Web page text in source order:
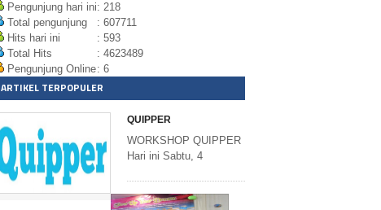
Pengunjung hari ini: 218
Total pengunjung
: 607711
Hits hari ini
: 593
Total Hits
: 4623489
Pengunjung Online: 6
ARTIKEL TERPOPULER
QUIPPER
WORKSHOP QUIPPER
Hari ini Sabtu, 4